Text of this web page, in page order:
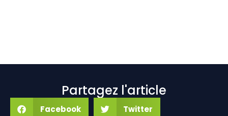
Partagez l'article
Facebook Twitter